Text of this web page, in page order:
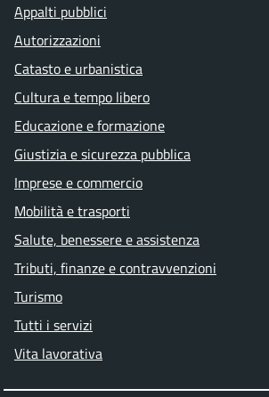
Appalti pubblici
Autorizzazioni
Catasto e urbanistica
Cultura e tempo libero
Educazione e formazione
Giustizia e sicurezza pubblica
Imprese e commercio
Mobilità e trasporti
Salute, benessere e assistenza
Tributi, finanze e contravvenzioni
Turismo
Tutti i servizi
Vita lavorativa